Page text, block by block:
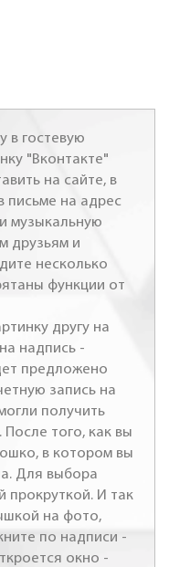
в гостевую
"Вконтакте"
на сайте, в
письме на адрес
музыкальную
друзьям и
несколько
функции от
другу на
надпись -
предложено
запись на
получить
После того, как вы
в котором вы
Для выбора
прокруткой. И так
на фото,
по надписи -
окно -